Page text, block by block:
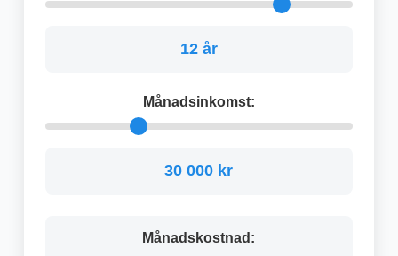
12 år
Månadsinkomst:
30 000 kr
Månadskostnad: